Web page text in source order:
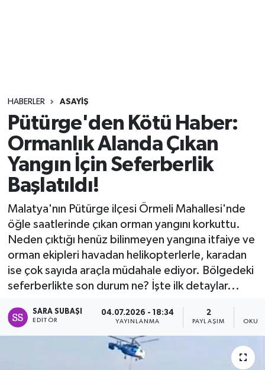
HABERLER ASAYIŞ
Pütürge'den Kötü Haber:
Ormanlık Alanda Çıkan
Yangın İçin Seferberlik
Başlatıldı!
Malatya'nın Pütürge ilçesi Örmeli Mahallesi'nde
öğle saatlerinde çıkan orman yangını korkuttu.
Neden çıktığı henüz bilinmeyen yangına itfaiye ve
orman ekipleri havadan helikopterlerle, karadan
ise çok sayıda araçla müdahale ediyor. Bölgedeki
seferberlikte son durum ne? İşte ilk detaylar...
SARA SUBAŞI
EDITÖR
04.07.2026 - 18:34
YAYINLANMA
2
PAYLAŞIM
Yaşam